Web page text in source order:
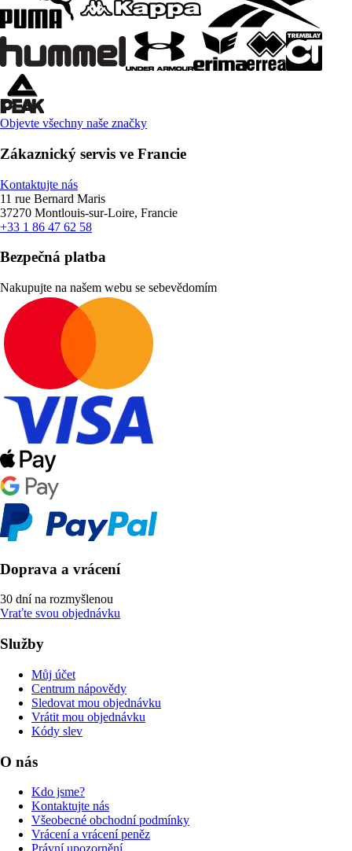
Objevte všechny naše značky
Zákaznický servis ve Francie
Kontaktujte nás
11 rue Bernard Maris
37270 Montlouis-sur-Loire, Francie
+33 1 86 47 62 58
Bezpečná platba
Nakupujte na našem webu se sebevědomím
Doprava a vrácení
30 dní na rozmyšlenou
Vraťte svou objednávku
Služby
Můj účet
Centrum nápovědy
Sledovat mou objednávku
Vrátit mou objednávku
Kódy slev
O nás
Kdo jsme?
Kontaktujte nás
Všeobecné obchodní podmínky
Vrácení a vrácení peněz